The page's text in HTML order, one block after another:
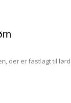
der er fastlagt til